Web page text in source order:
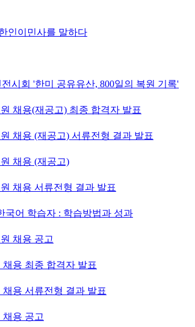
인이민사를 말하다
시회 '한미 공유유산, 800일의 복원 기록'
채용(재공고) 최종 합격자 발표
채용 (재공고) 서류전형 결과 발표
채용 (재공고)
채용 서류전형 결과 발표
국어 학습자 : 학습방법과 성과
채용 공고
용 최종 합격자 발표
용 서류전형 결과 발표
용 공고